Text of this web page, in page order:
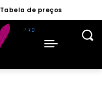
Tabela de preços